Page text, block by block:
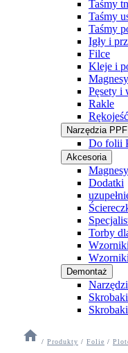
Taśmy
Taśmy
Taśmy
Igły i
Filce
Kleje i
Magnesy
Pęsety i
Rakle
Narzędzia PPF
Do folii
Akcesoria
Magnesy
Dodatki
Torby
Demontaż
/ Produkty / Folie /